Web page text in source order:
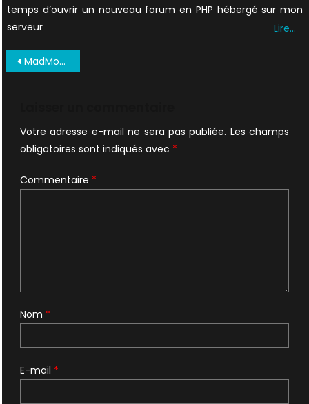
temps d’ouvrir un nouveau forum en PHP hébergé sur mon
serveur
Lire…
Navigation
MadMovies 100 1996 07
Votre adresse e-mail ne sera pas publiée. Les champs
obligatoires sont indiqués avec *
Commentaire *
Nom *
E-mail *